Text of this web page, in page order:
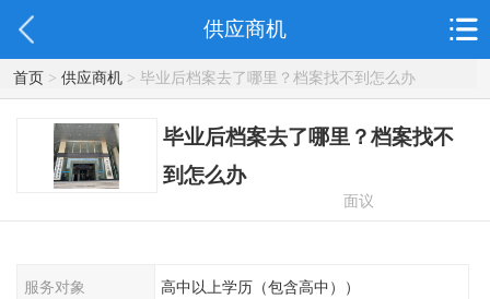
供应商机
首页> 供应商机> 毕业后档案去了哪里？档案找不到怎么办
毕业后档案去了哪里？档案找不
到怎么办
面议
服务对象 高中以上学历（包含高中））